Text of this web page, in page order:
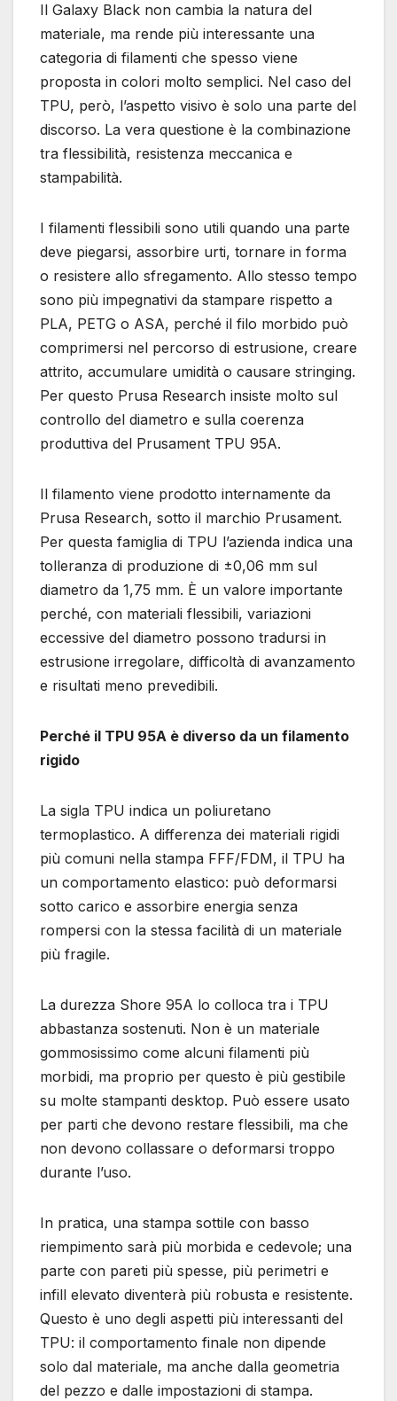
Il Galaxy Black non cambia la natura del
materiale, ma rende più interessante una
categoria di filamenti che spesso viene
proposta in colori molto semplici. Nel caso del
TPU, però, l’aspetto visivo è solo una parte del
discorso. La vera questione è la combinazione
tra flessibilità, resistenza meccanica e
stampabilità.
I filamenti flessibili sono utili quando una parte
deve piegarsi, assorbire urti, tornare in forma
o resistere allo sfregamento. Allo stesso tempo
sono più impegnativi da stampare rispetto a
PLA, PETG o ASA, perché il filo morbido può
comprimersi nel percorso di estrusione, creare
attrito, accumulare umidità o causare stringing.
Per questo Prusa Research insiste molto sul
controllo del diametro e sulla coerenza
produttiva del Prusament TPU 95A.
Il filamento viene prodotto internamente da
Prusa Research, sotto il marchio Prusament.
Per questa famiglia di TPU l’azienda indica una
tolleranza di produzione di ±0,06 mm sul
diametro da 1,75 mm. È un valore importante
perché, con materiali flessibili, variazioni
eccessive del diametro possono tradursi in
estrusione irregolare, difficoltà di avanzamento
e risultati meno prevedibili.
Perché il TPU 95A è diverso da un filamento
rigido
La sigla TPU indica un poliuretano
termoplastico. A differenza dei materiali rigidi
più comuni nella stampa FFF/FDM, il TPU ha
un comportamento elastico: può deformarsi
sotto carico e assorbire energia senza
rompersi con la stessa facilità di un materiale
più fragile.
La durezza Shore 95A lo colloca tra i TPU
abbastanza sostenuti. Non è un materiale
gommosissimo come alcuni filamenti più
morbidi, ma proprio per questo è più gestibile
su molte stampanti desktop. Può essere usato
per parti che devono restare flessibili, ma che
non devono collassare o deformarsi troppo
durante l’uso.
In pratica, una stampa sottile con basso
riempimento sarà più morbida e cedevole; una
parte con pareti più spesse, più perimetri e
infill elevato diventerà più robusta e resistente.
Questo è uno degli aspetti più interessanti del
TPU: il comportamento finale non dipende
solo dal materiale, ma anche dalla geometria
del pezzo e dalle impostazioni di stampa.